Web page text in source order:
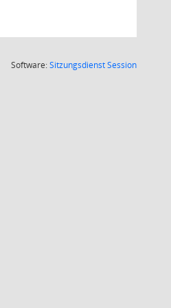
Software:SitzungsdienstSession(Wird in